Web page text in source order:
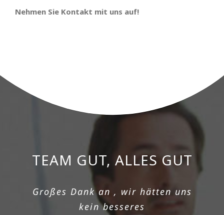
Nehmen Sie Kontakt mit uns auf!
TEAM GUT, ALLES GUT
Großes Dank an , wir hätten uns
kein besseres
PREISGÜNSTIGSTER
ANBIETER UND
SCHNELLE